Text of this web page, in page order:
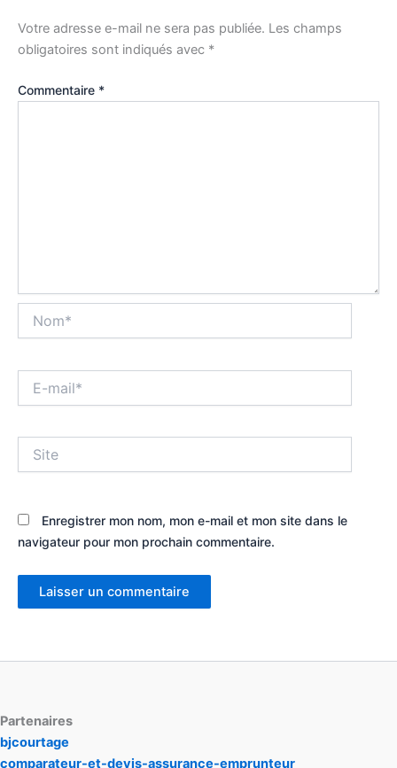
Votre adresse e-mail ne sera pas publiée. Les champs
obligatoires sont indiqués avec *
Commentaire *
mail*
Enregistrer mon nom, mon e-mail et mon site dans le
navigateur pour mon prochain commentaire.
Partenaires
bjcourtage
comparateur-et-devis-assurance-emprunteur